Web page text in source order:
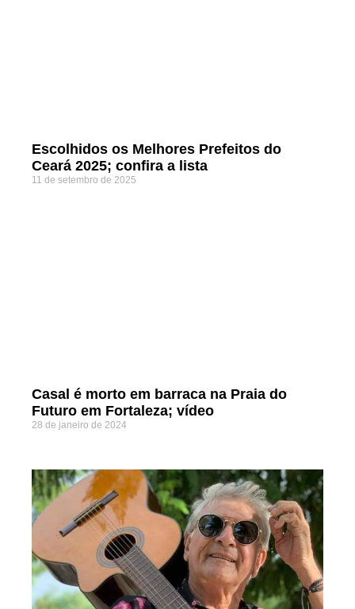
Escolhidos os Melhores Prefeitos do
Ceará 2025; confira a lista
11 de setembro de 2025
Casal é morto em barraca na Praia do
Futuro em Fortaleza; vídeo
28 de janeiro de 2024